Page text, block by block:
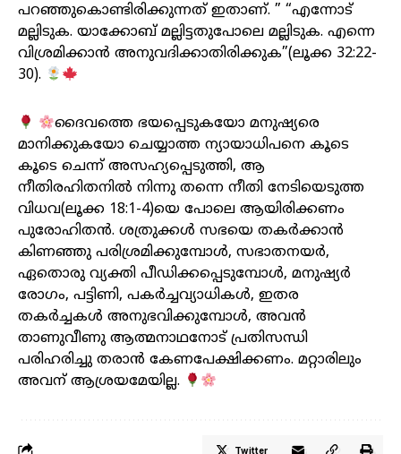
പറഞ്ഞുകൊണ്ടിരിക്കുന്നത് ഇതാണ്. ” “എന്നോട്
മല്ലിടുക. യാക്കോബ് മല്ലിട്ടതുപോലെ മല്ലിടുക. എന്നെ
വിശ്രമിക്കാൻ അനുവദിക്കാതിരിക്കുക”(ലൂക്ക 32:22-
30).
ദൈവത്തെ ഭയപ്പെടുകയോ മനുഷ്യരെ
മാനിക്കുകയോ ചെയ്യാത്ത ന്യായാധിപനെ കൂടെ
കൂടെ ചെന്ന് അസഹ്യപ്പെടുത്തി, ആ
നീതിരഹിതനിൽ നിന്നു തന്നെ നീതി നേടിയെടുത്ത
വിധവ(ലൂക്ക 18:1-4)യെ പോലെ ആയിരിക്കണം
പുരോഹിതൻ. ശത്രുക്കൾ സഭയെ തകർക്കാൻ
കിണഞ്ഞു പരിശ്രമിക്കുമ്പോൾ, സഭാതനയർ,
ഏതൊരു വ്യക്തി പീഡിക്കപ്പെടുമ്പോൾ, മനുഷ്യർ
രോഗം, പട്ടിണി, പകർച്ചവ്യാധികൾ, ഇതര
തകർച്ചകൾ അനുഭവിക്കുമ്പോൾ, അവൻ
താണുവീണു ആത്മനാഥനോട് പ്രതിസന്ധി
പരിഹരിച്ചു തരാൻ കേണപേക്ഷിക്കണം. മറ്റാരിലും
അവന് ആശ്രയമേയില്ല.
Twitter